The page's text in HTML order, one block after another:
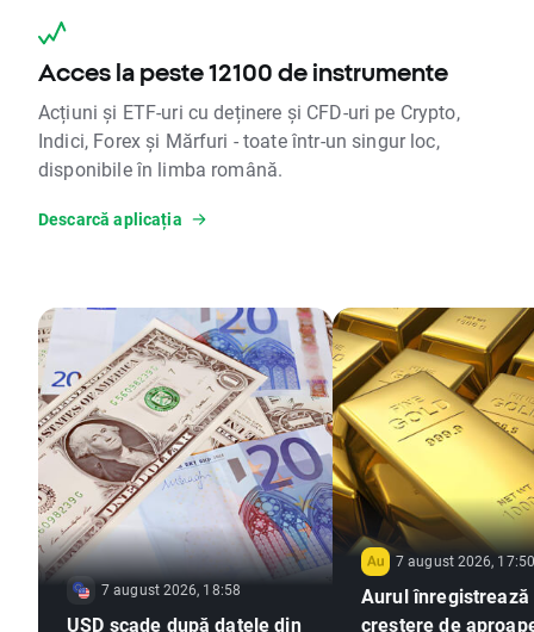
Acces la peste 12100 de instrumente
Acțiuni și ETF-uri cu deținere și CFD-uri pe Crypto,
Indici, Forex și Mărfuri - toate într-un singur loc,
disponibile în limba română.
Descarcă aplicația
7 august 2026, 18:58
USD scade după datele din
7 august 2026, 17:50
Aurul înregistrează
creștere de